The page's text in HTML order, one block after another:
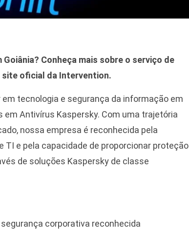
Conheça mais sobre o serviço de
site oficial da Intervention.
tecnologia e segurança da informação em
Antivírus Kaspersky. Com uma trajetória
nossa empresa é reconhecida pela
e pela capacidade de proporcionar proteção
de soluções Kaspersky de classe
corporativa reconhecida